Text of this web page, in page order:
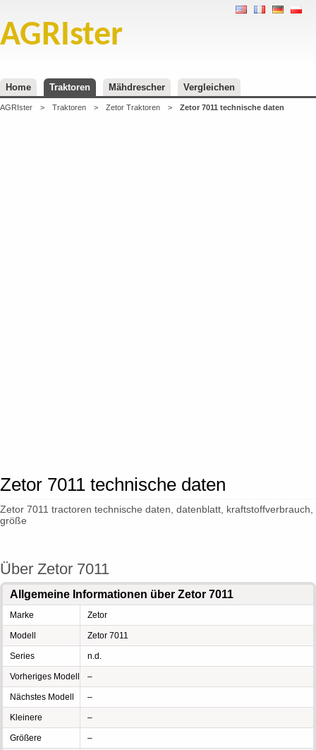
AGRIster
Home Traktoren Mähdrescher Vergleichen
AGRIster > Traktoren > Zetor Traktoren > Zetor 7011 technische daten
Zetor 7011 technische daten
Zetor 7011 tractoren technische daten, datenblatt, kraftstoffverbrauch,
größe
Über Zetor 7011
Allgemeine Informationen über Zetor 7011
Marke Zetor
Modell Zetor 7011
Series n.d.
Vorheriges Modell –
Nächstes Modell –
Kleinere –
Größere –